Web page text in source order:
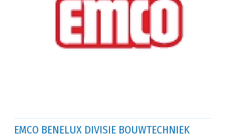
EMCO BENELUX DIVISIE BOUWTECHNIEK